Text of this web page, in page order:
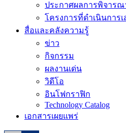
ประกาศผลการพิจารณ
โครงการที่ดำเนินการ
สื่อและคลังความรู้
ข่าว
กิจกรรม
ผลงานเด่น
วิดีโอ
อินโฟกราฟิก
Technology Catalog
เอกสารเผยแพร่